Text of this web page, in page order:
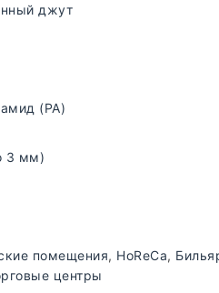
джут
(PA)
3 мм)
помещения, HoReCa,
центры